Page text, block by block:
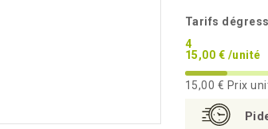
Tarifs
4
15,00 € /unité
15,00 € Prix